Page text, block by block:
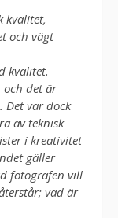
kvalitet,
och vägt
kvalitet.
och det är
var dock
av teknisk
i kreativitet
gäller
fotografen vill
vad är